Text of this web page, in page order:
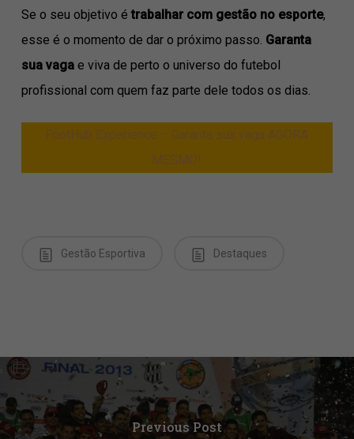
Se o seu objetivo étrabalhar com gestão no esporte,
esse é o momento de dar o próximo passo. Garanta
sua vagae viva de perto o universo do futebol
profissional com quem faz parte dele todos os dias.
FootHub Experience – Garanta sua vaga AGORA
MESMO!
Gestão Esportiva Destaques
Previous Post